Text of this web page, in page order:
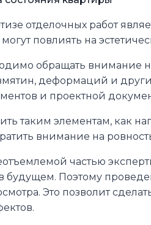
отделочных работ
повлиять на
обращать внимание
деформаций и
и проектной
таким элементам, как
внимание на
частью
Поэтому
Это позволит